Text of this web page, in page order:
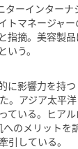
ーインター
マネージャー
指摘。美容製
う。
に影響力を持
。アジア太平
ている。ヒア
のメリットを
している。